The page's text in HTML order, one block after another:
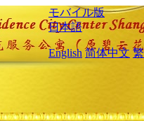
モバイル版
日本語
English 简体中文